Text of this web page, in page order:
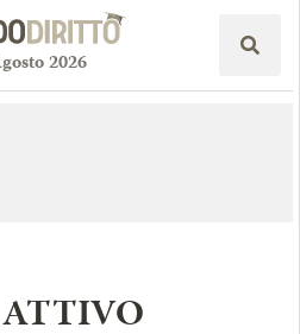
2026
ATTIVO